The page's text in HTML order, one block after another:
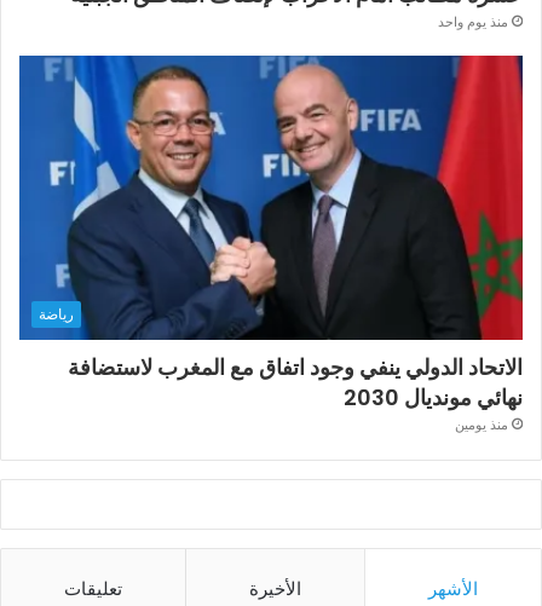
منذ يوم واحد
رياضة
الاتحاد الدولي ينفي وجود اتفاق مع المغرب لاستضافة
نهائي مونديال 2030
منذ يومين
الأشهر الأخيرة تعليقات